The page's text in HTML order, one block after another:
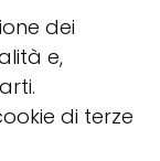
dei
e,
di terze